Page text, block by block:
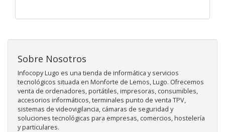
Sobre Nosotros
Infocopy Lugo es una tienda de informática y servicios
tecnológicos situada en Monforte de Lemos, Lugo. Ofrecemos
venta de ordenadores, portátiles, impresoras, consumibles,
accesorios informáticos, terminales punto de venta TPV,
sistemas de videovigilancia, cámaras de seguridad y
soluciones tecnológicas para empresas, comercios, hostelería
y particulares.